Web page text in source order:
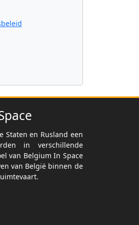
Staten en Rusland een
in verschillende
van Belgium In Space
van België binnen de